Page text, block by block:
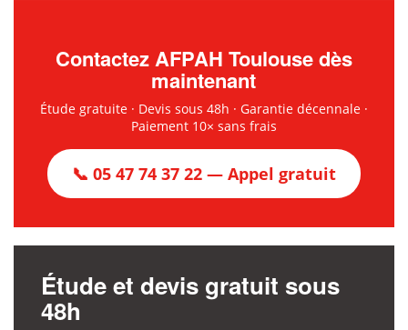
Contactez AFPAH Toulouse dès
maintenant
Étude gratuite · Devis sous 48h · Garantie décennale ·
Paiement 10× sans frais
📞 05 47 74 37 22 — Appel gratuit
Étude et devis gratuit sous
48h